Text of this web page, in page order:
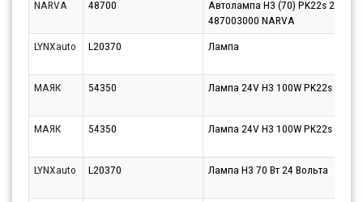
NARVA 48700
Автолампа H3 (70) PK22s 24V
487003000 NARVA
LYNXauto
L20370 Лампа
МАЯК 54350 Лампа 24V H3 100W PK22s Маяк
МАЯК 54350 Лампа 24V H3 100W PK22s Маяк
LYNXauto L20370 Лампа H3 70 Вт 24 Вольта